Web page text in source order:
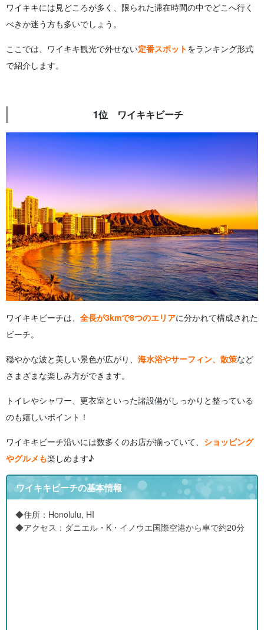
ワイキキには見どころが多く、限られた滞在時間の中でどこへ行く
べきか迷う方も多いでしょう。
ここでは、ワイキキ観光で外せない定番スポットをランキング形式
で紹介します。
1位 ワイキキビーチ
ワイキキビーチは、 全長が3kmで8つのエリアに分かれて構成された
ビーチ。
穏やかな波と美しい景色が広がり、 海水浴やサーフィン、散策など
さまざまな楽しみ方ができます。
トイレやシャワー、更衣室といった諸設備がしっかりと整っている
のも嬉しいポイント！
ワイキキビーチ沿いには数多くのお店が揃っていて、 ショッピング
やグルメも楽しめます♪
ワイキキビーチの基本情報
◆住所： Honolulu, HI
◆アクセス： ダニエル・K・イノウエ国際空港から車で約20分